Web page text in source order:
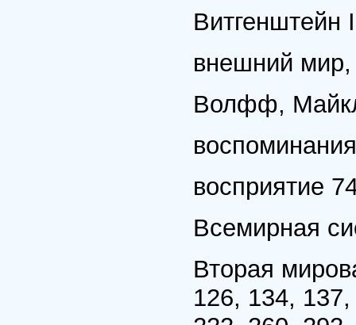
Витгенштейн
внешний мир,
Волфф,
восприятие
Всемирная
Вторая
126, 134,